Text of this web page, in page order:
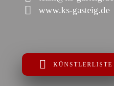
www.ks-gasteig.de
KÜNSTLERLISTE